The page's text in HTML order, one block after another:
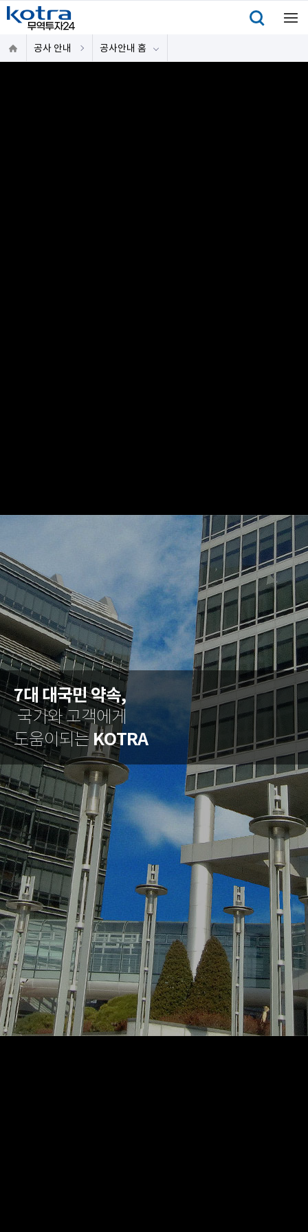
공사 안내 공사안내 홈
7대 대국민 약속,
국가와 고객에게
도움이되는KOTRA